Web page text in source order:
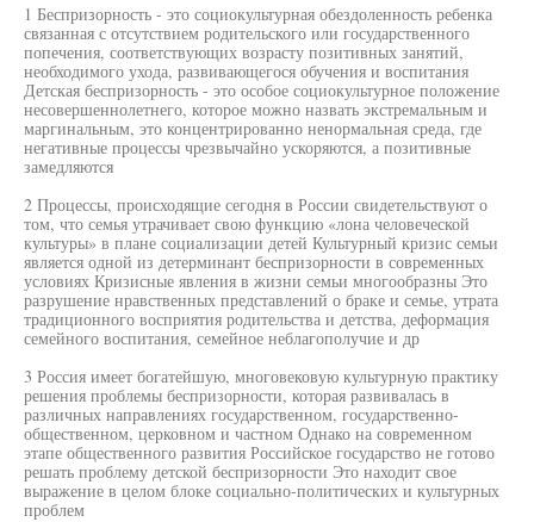
1 Беспризорность - это социокультурная обездоленность ребенка
связанная с отсутствием родительского или государственного
попечения, соответствующих возрасту позитивных занятий,
необходимого ухода, развивающегося обучения и воспитания
Детская беспризорность - это особое социокультурное положение
несовершеннолетнего, которое можно назвать экстремальным и
маргинальным, это концентрированно ненормальная среда, где
негативные процессы чрезвычайно ускоряются, а позитивные
замедляются
2 Процессы, происходящие сегодня в России свидетельствуют о
том, что семья утрачивает свою функцию «лона человеческой
культуры» в плане социализации детей Культурный кризис семьи
является одной из детерминант беспризорности в современных
условиях Кризисные явления в жизни семьи многообразны Это
разрушение нравственных представлений о браке и семье, утрата
традиционного восприятия родительства и детства, деформация
семейного воспитания, семейное неблагополучие и др
3 Россия имеет богатейшую, многовековую культурную практику
решения проблемы беспризорности, которая развивалась в
различных направлениях государственном, государственно-
общественном, церковном и частном Однако на современном
этапе общественного развития Российское государство не готово
решать проблему детской беспризорности Это находит свое
выражение в целом блоке социально-политических и культурных
проблем